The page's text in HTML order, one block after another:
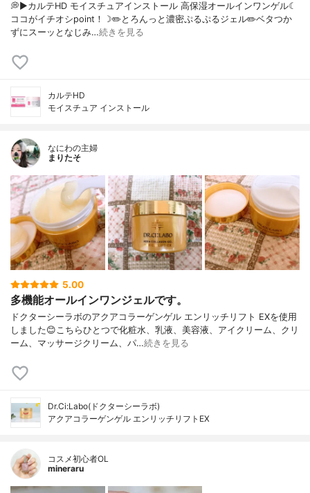
💭▶️カルテHD モイスチュアインストール 高保湿オールインワンゲル☾
ココがイチオシpoint！☽✏️とろんっと濃密ぷるぷるジェル✏️ベタつか
ずにスーッとなじみ…続きを見る
カルテHD
モイスチュア インストール
なにわの主婦
まりたそ
5.00
多機能オールインワンジェルです。
ドクターシーラボのアクアコラーゲンゲル エンリッチリフト EXを使用
しました😊こちらひとつで化粧水、乳液、美容液、アイクリーム、クリ
ーム、マッサージクリーム、パ…続きを見る
Dr.Ci:Labo(ドクターシーラボ)
アクアコラーゲンゲル エンリッチリフトEX
コスメ初心者OL
mineraru